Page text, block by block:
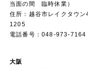
当面の間 臨時休業）
住所：越谷市レイクタウ
1205
電話番号：048-973-7164
大阪